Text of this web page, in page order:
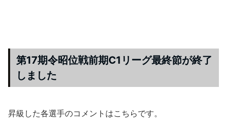
第17期令昭位戦前期C1リーグ最終節が終了
しました
昇級した各選手のコメントはこちらです。